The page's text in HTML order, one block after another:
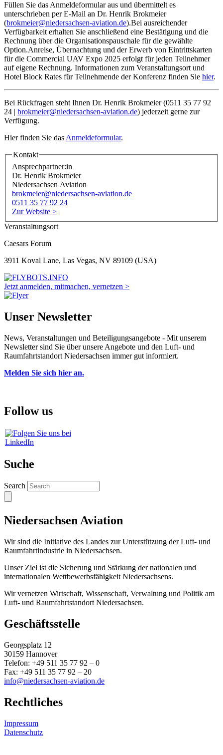
Füllen Sie das Anmeldeformular aus und übermittelt es
unterschrieben per E-Mail an Dr. Henrik Brokmeier
(brokmeier@niedersachsen-aviation.de).Bei ausreichender
Verfügbarkeit erhalten Sie anschließend eine Bestätigung und die
Rechnung über die Organisationspauschale für die gewählte
Option.Anreise, Übernachtung und der Erwerb von Eintrittskarten
für die Commercial UAV Expo 2025 erfolgt für jeden Teilnehmer
auf eigene Rechnung. Informationen zum Veranstaltungsort und
Hotel Block Rates für Teilnehmende der Konferenz finden Sie hier.
Bei Rückfragen steht Ihnen Dr. Henrik Brokmeier (0511 35 77 92
24 | brokmeier@niedersachsen-aviation.de) jederzeit gerne zur
Verfügung.
Hier finden Sie das Anmeldeformular.
Kontakt
Ansprechpartner:in
Dr. Henrik Brokmeier
Niedersachsen Aviation
brokmeier@niedersachsen-aviation.de
0511 35 77 92 24
Zur Website >
Veranstaltungsort
Caesars Forum
3911 Koval Lane, Las Vegas, NV 89109 (USA)
Jetzt anmelden, mitmachen, vernetzen >
Unser Newsletter
News, Veranstaltungen und Beteiligungsangebote - Mit unserem
Newsletter sind Sie über unsere Angebote und den Luft- und
Raumfahrtstandort Niedersachsen immer gut informiert.
Melden Sie sich hier an.
Follow us
Suche
Search
Niedersachsen Aviation
Wir sind die Initiative des Landes zur Unterstützung der Luft- und
Raumfahrtindustrie in Niedersachsen.
Unser Ziel ist die Sicherung und Stärkung der nationalen und
internationalen Wettbewerbsfähigkeit Niedersachsens.
Wir vernetzen Wirtschaft, Wissenschaft, Verwaltung und Politik am
Luft- und Raumfahrtstandort Niedersachsen.
Geschäftsstelle
Georgsplatz 12
30159 Hannover
Telefon: +49 511 35 77 92 – 0
Fax: +49 511 35 77 92 – 20
info@niedersachsen-aviation.de
Rechtliches
Impressum
Datenschutz